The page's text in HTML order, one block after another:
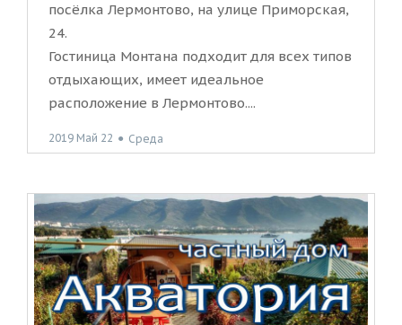
посёлка Лермонтово, на улице Приморская,
24.
Гостиница Монтана подходит для всех типов
отдыхающих, имеет идеальное
расположение в Лермонтово....
2019 Май 22 ● Среда